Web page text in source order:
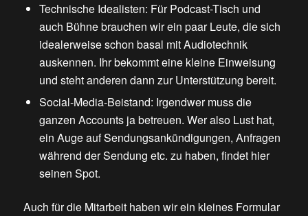
Technische Idealisten: Für Podcast-Tisch und
auch Bühne brauchen wir ein paar Leute, die sich
idealerweise schon basal mit Audiotechnik
auskennen. Ihr bekommt eine kleine Einweisung
und steht anderen dann zur Unterstützung bereit.
Social-Media-Beistand: Irgendwer muss die
ganzen Accounts ja betreuen. Wer also Lust hat,
ein Auge auf Sendungsankündigungen, Anfragen
während der Sendung etc. zu haben, findet hier
seinen Spot.
Auch für die Mitarbeit haben wir ein kleines Formular